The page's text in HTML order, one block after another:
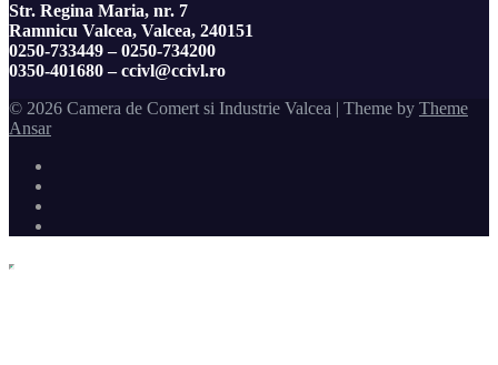
Str. Regina Maria, nr. 7
Ramnicu Valcea, Valcea, 240151
0250-733449 –0250-734200
0350-401680 –ccivl@ccivl.ro
© 2026 Camera de Comert si Industrie Valcea | Theme by Theme
Ansar